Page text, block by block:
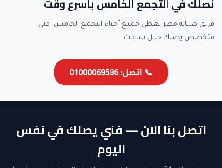
نصلك في التجمع الخامس بأسرع وقت
فريق صيانة مصر يغطي جميع أحياء التجمع الخامس. فني
متخصص يصلك خلال ساعات.
📞 اتصل: 01000069586
اتصل بنا الآن — فني يصلك في نفس
اليوم